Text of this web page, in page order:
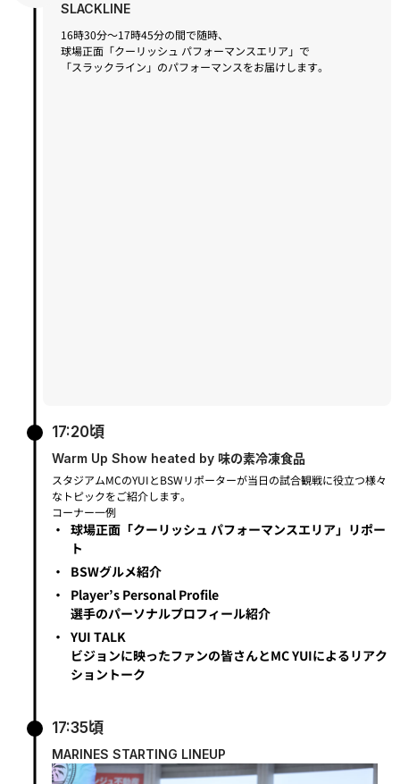
SLACKLINE
16時30分～17時45分の間で随時、
球場正面「クーリッシュ パフォーマンスエリア」で
「スラックライン」のパフォーマンスをお届けします。
17:20頃
Warm Up Show heated by 味の素冷凍食品
スタジアムMCのYUIとBSWリポーターが当日の試合観戦に役立つ様々
なトピックをご紹介します。
コーナー一例
・ 球場正面「クーリッシュ パフォーマンスエリア」リポー
ト
・
BSWグルメ紹介
・
Player’s Personal Profile
選手のパーソナルプロフィール紹介
・ YUI TALK
ビジョンに映ったファンの皆さんとMC YUIによるリアク
ショントーク
17:35頃
MARINES STARTING LINEUP